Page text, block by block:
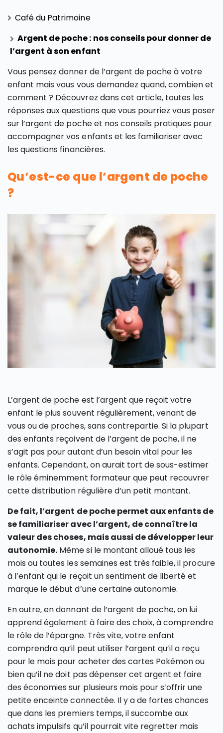
Café du Patrimoine
Argent de poche : nos conseils pour donner de
l’argent à son enfant
Vous pensez donner de l’argent de poche à votre
enfant mais vous vous demandez quand, combien et
comment ? Découvrez dans cet article, toutes les
réponses aux questions que vous pourriez vous poser
sur l’argent de poche et nos conseils pratiques pour
accompagner vos enfants et les familiariser avec
les questions financières.
Qu’est-ce que l’argent de poche
?
L’argent de poche est l’argent que reçoit votre
enfant le plus souvent régulièrement, venant de
vous ou de proches, sans contrepartie. Si la plupart
des enfants reçoivent de l’argent de poche, il ne
s’agit pas pour autant d’un besoin vital pour les
enfants. Cependant, on aurait tort de sous-estimer
le rôle éminemment formateur que peut recouvrer
cette distribution régulière d’un petit montant.
De fait, l’argent de poche permet aux enfants de
se familiariser avec l’argent, de connaître la
valeur des choses, mais aussi de développer leur
autonomie. Même si le montant alloué tous les
mois ou toutes les semaines est très faible, il procure
à l’enfant qui le reçoit un sentiment de liberté et
marque le début d’une certaine autonomie.
En outre, en donnant de l’argent de poche, on lui
apprend également à faire des choix, à comprendre
le rôle de l’épargne. Très vite, votre enfant
comprendra qu’il peut utiliser l’argent qu’il a reçu
pour le mois pour acheter des cartes Pokémon ou
bien qu’il ne doit pas dépenser cet argent et faire
des économies sur plusieurs mois pour s’offrir une
petite enceinte connectée. Il y a de fortes chances
que dans les premiers temps, il succombe aux
achats impulsifs qu’il pourrait vite regretter mais